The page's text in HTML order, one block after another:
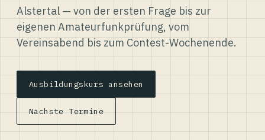
Alstertal — von der ersten Frage bis zur
eigenen Amateurfunkprüfung, vom
Vereinsabend bis zum Contest-Wochenende.
Ausbildungskurs ansehen
Nächste Termine